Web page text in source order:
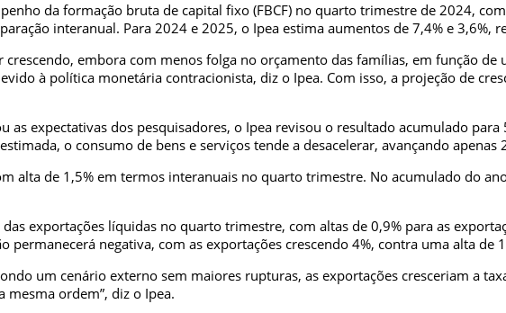
da formação bruta de capital fixo (FBCF) no quarto trimestre de 2024,
interanual. Para 2024 e 2025, o Ipea estima aumentos de 7,4% e 3,6%,
embora com menos folga no orçamento das famílias, em função
à política monetária contracionista, diz o Ipea. Com isso, a projeção de
as expectativas dos pesquisadores, o Ipea revisou o resultado acumulado
o consumo de bens e serviços tende a desacelerar, avançando apenas
alta de 1,5% em termos interanuais no quarto trimestre. No acumulado do
exportações líquidas no quarto trimestre, com altas de 0,9% para as
negativa, com as exportações crescendo 4%, contra uma alta de
um cenário externo sem maiores rupturas, as exportações cresceriam a
mesma ordem”, diz o Ipea.